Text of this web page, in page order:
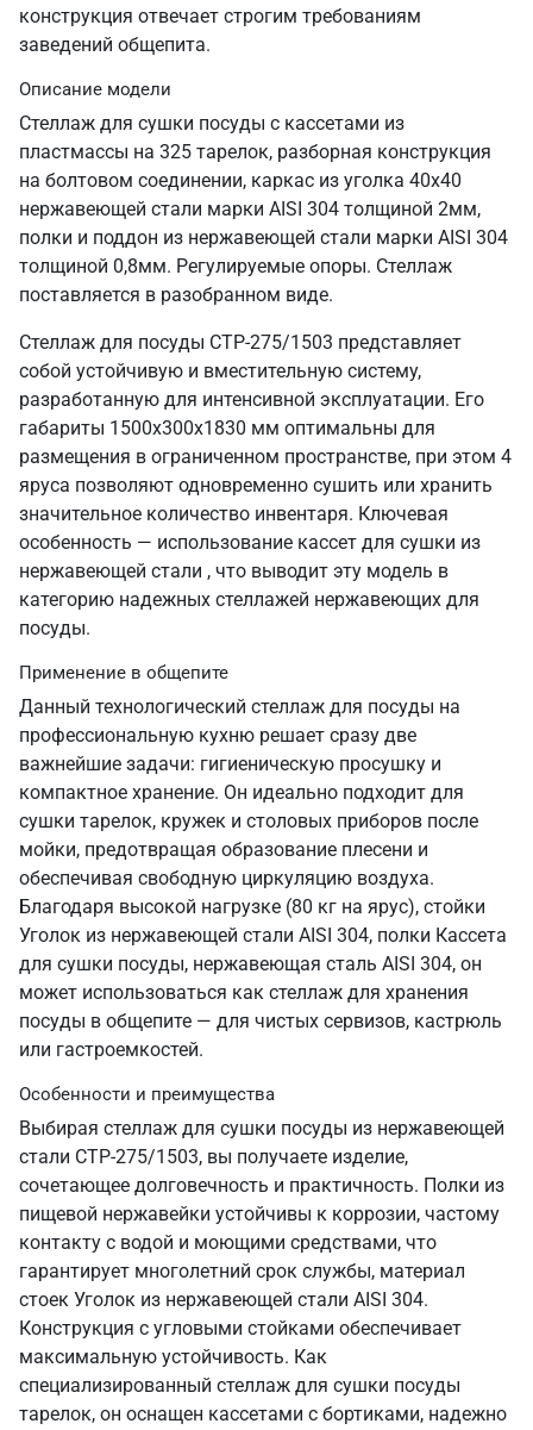
конструкция отвечает строгим требованиям
заведений общепита.
Описание модели
Стеллаж для сушки посуды c кассетами из
пластмассы на 325 тарелок, разборная конструкция
на болтовом соединении, каркас из уголка 40х40
нержавеющей стали марки AISI 304 толщиной 2мм,
полки и поддон из нержавеющей стали марки AISI 304
толщиной 0,8мм. Регулируемые опоры. Стеллаж
поставляется в разобранном виде.
Стеллаж для посуды СТР-275/1503 представляет
собой устойчивую и вместительную систему,
разработанную для интенсивной эксплуатации. Его
габариты 1500х300х1830 мм оптимальны для
размещения в ограниченном пространстве, при этом 4
яруса позволяют одновременно сушить или хранить
значительное количество инвентаря. Ключевая
особенность — использование кассет для сушки из
нержавеющей стали , что выводит эту модель в
категорию надежных стеллажей нержавеющих для
посуды.
Применение в общепите
Данный технологический стеллаж для посуды на
профессиональную кухню решает сразу две
важнейшие задачи: гигиеническую просушку и
компактное хранение. Он идеально подходит для
сушки тарелок, кружек и столовых приборов после
мойки, предотвращая образование плесени и
обеспечивая свободную циркуляцию воздуха.
Благодаря высокой нагрузке (80 кг на ярус), стойки
Уголок из нержавеющей стали AISI 304, полки Кассета
для сушки посуды, нержавеющая сталь AISI 304, он
может использоваться как стеллаж для хранения
посуды в общепите — для чистых сервизов, кастрюль
или гастроемкостей.
Особенности и преимущества
Выбирая стеллаж для сушки посуды из нержавеющей
стали СТР-275/1503, вы получаете изделие,
сочетающее долговечность и практичность. Полки из
пищевой нержавейки устойчивы к коррозии, частому
контакту с водой и моющими средствами, что
гарантирует многолетний срок службы, материал
стоек Уголок из нержавеющей стали AISI 304.
Конструкция с угловыми стойками обеспечивает
максимальную устойчивость. Как
специализированный стеллаж для сушки посуды
тарелок, он оснащен кассетами с бортиками, надежно